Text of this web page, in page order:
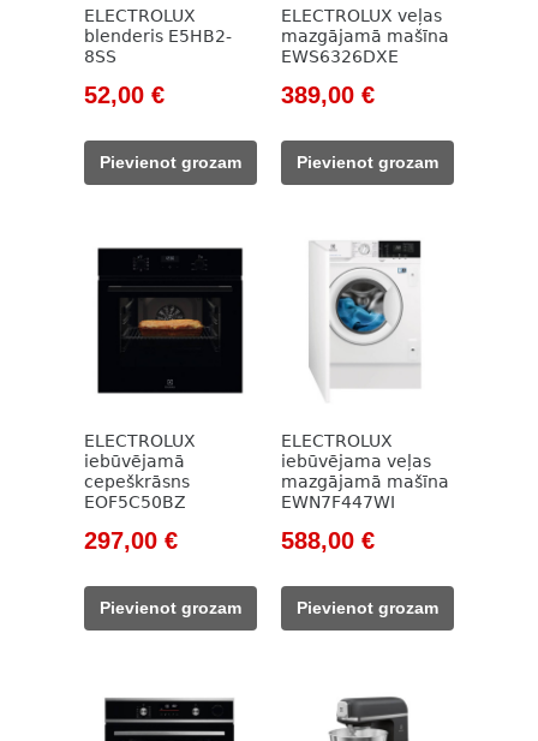
ELECTROLUX
blenderis E5HB2-
8SS
Original
was:
93,00 €.
52,00 €Current
Pievienot grozam
ELECTROLUX veļas
mazgājamā mašīna
EWS6326DXE
Original
was:
525,00 €.
389,00 €Current
389,00 €.
Pievienot grozam
ELECTROLUX
iebūvējamā
cepeškrāsns
EOF5C50BZ
Original
was:
438,00 €.
297,00 €Current
297,00 €.
Pievienot grozam
ELECTROLUX
iebūvējama veļas
mazgājamā mašīna
EWN7F447WI
Original
was:
824,00 €.
588,00 €Current
588,00 €.
Pievienot grozam